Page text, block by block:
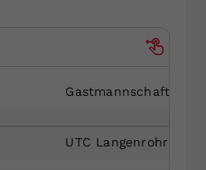
Gastmannschaft
UTC Langenrohr 3